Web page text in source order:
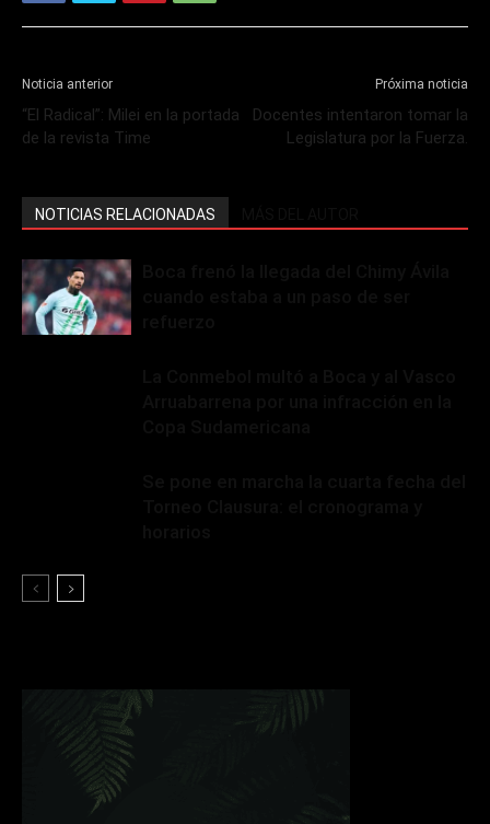
Noticia anterior
“El Radical”: Milei en la portada
de la revista Time
Próxima noticia
Docentes intentaron tomar la
Legislatura por la Fuerza.
NOTICIAS RELACIONADAS